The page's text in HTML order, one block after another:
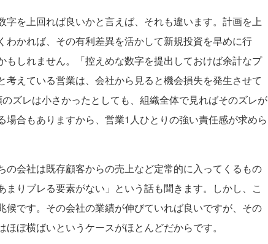
を上回れば良いかと言えば、それも違います。計画を上
わかれば、その有利差異を活かして新規投資を早めに行
もしれません。「控えめな数字を提出しておけば余計なプ
考えている営業は、会社から見ると機会損失を発生させて
ズレは小さかったとしても、組織全体で見ればそのズレが
場合もありますから、営業1人ひとりの強い責任感が求めら
会社は既存顧客からの売上など定常的に入ってくるもの
まりブレる要素がない」という話も聞きます。しかし、こ
候です。その会社の業績が伸びていれば良いですが、その
ぼ横ばいというケースがほとんどだからです。